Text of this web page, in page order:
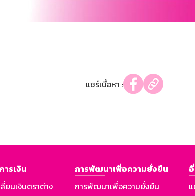
แชร์เนื้อหา :
ารเงิน
ยนเงินตราต่าง
การพัฒนาเพื่อความยั่งยืน
การพัฒนาเพื่อความยั่งยืน